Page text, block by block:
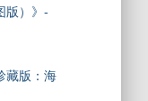
版）》-
藏版：海